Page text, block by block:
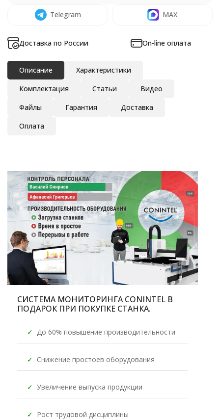
Telegram MAX
Доставка по России On-line оплата
Описание
Характеристики
Комплектация
Статьи
Видео
Файлы
Гарантия
Доставка
Оплата
СИСТЕМА МОНИТОРИНГА CONINTEL В
ПОДАРОКПРИ ПОКУПКЕ СТАНКА.
✓ До 60% повышение производительности
✓ Снижение простоев оборудования
✓ Увеличение выпуска продукции
✓ Рост трудовой дисциплины